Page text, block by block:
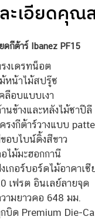
ะเอียดคุณ
ยดกีต้าร์ Ibanez PF15
งเดรทน็อต
หน้าไม้สปรู๊ซ
ลือบแบบเงา
นข้างและหลังไม้ซาปีลี
รงกีต้าร์วางแบบ
อบไบน์ดิ้งสีขาว
ไม้มะฮอกกานี
เกอร์บอร์ดไม้อาคาเซี
เฟรต อินเลย์ลายจุด
ามยาวคอ 648 มม.
บิด Premium Die-